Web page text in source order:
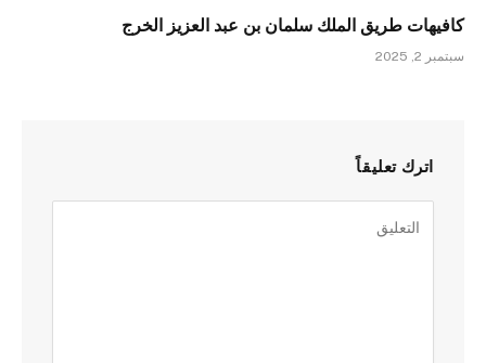
كافيهات طريق الملك سلمان بن عبد العزيز الخرج
سبتمبر 2, 2025
اترك تعليقاً